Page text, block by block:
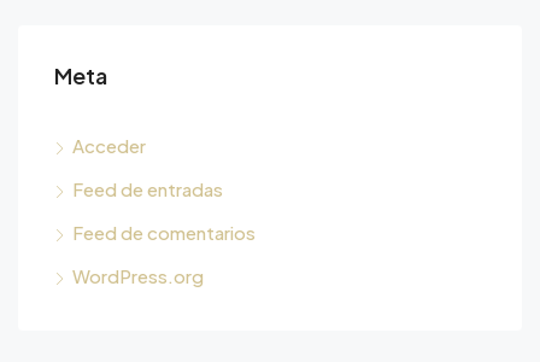
Meta
Acceder
Feed de entradas
Feed de comentarios
WordPress.org